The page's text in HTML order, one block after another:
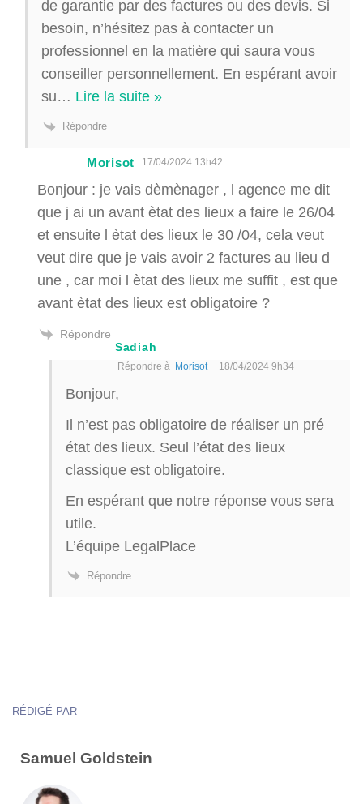
de garantie par des factures ou des devis. Si
besoin, n’hésitez pas à contacter un
professionnel en la matière qui saura vous
conseiller personnellement. En espérant avoir
su… Lire la suite »
Répondre
Morisot 17/04/2024 13h42
Bonjour : je vais dèmènager , l agence me dit
que j ai un avant ètat des lieux a faire le 26/04
et ensuite l ètat des lieux le 30 /04, cela veut
veut dire que je vais avoir 2 factures au lieu d
une , car moi l ètat des lieux me suffit , est que
avant ètat des lieux est obligatoire ?
Répondre
Sadiah
Répondre à Morisot 18/04/2024 9h34
Bonjour,
Il n’est pas obligatoire de réaliser un pré
état des lieux. Seul l’état des lieux
classique est obligatoire.
En espérant que notre réponse vous sera
utile.
L’équipe LegalPlace
Répondre
RÉDIGÉ PAR
Samuel Goldstein